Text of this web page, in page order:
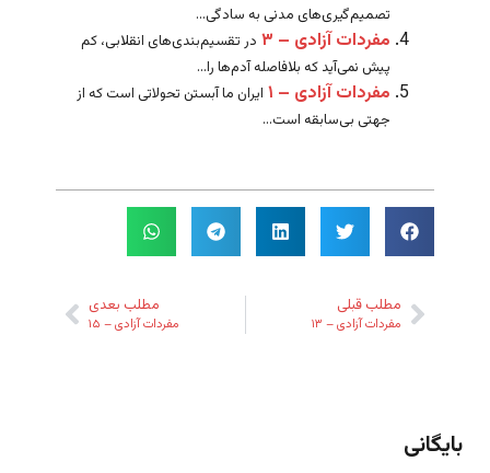
تصمیم‌گیری‌های مدنی به سادگی...
مفردات آزادی – ۳
در تقسیم‌بندی‌های انقلابی، کم
پیش نمی‌آید که بلافاصله آدم‌ها را...
مفردات آزادی – ۱
ایران ما آبستن تحولاتی است که از
جهتی بی‌سابقه است...
مطلب قبلی
مفردات آزادی – ۱۳
مطلب بعدی
مفردات آزادی – ۱۵
بایگانی